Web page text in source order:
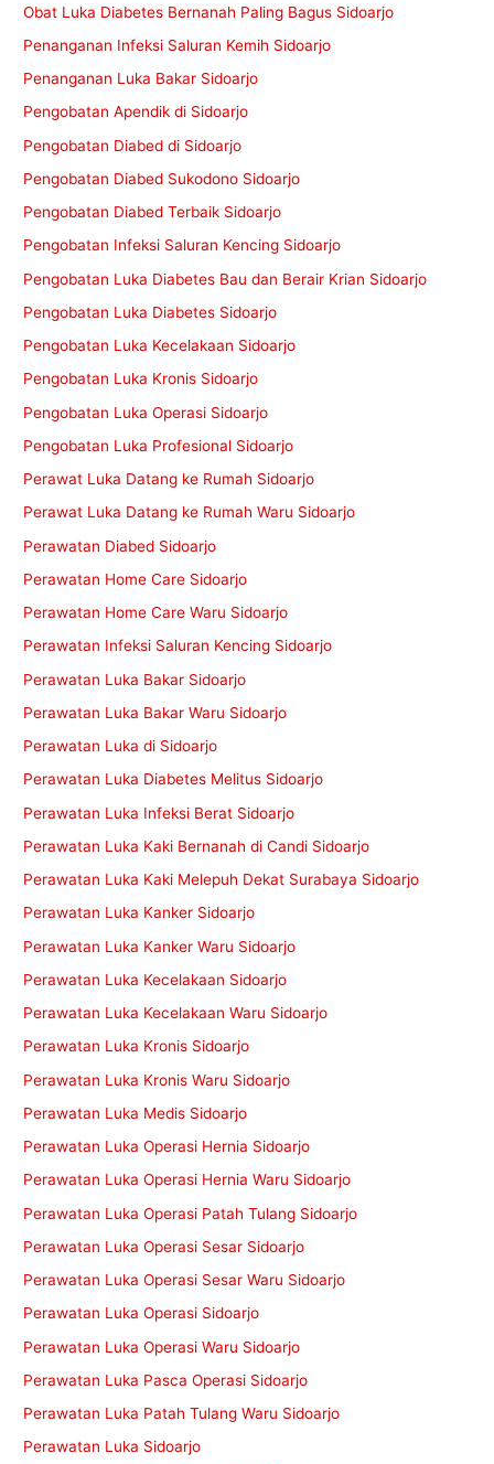
Obat Luka Diabetes Bernanah Paling Bagus Sidoarjo
Penanganan Infeksi Saluran Kemih Sidoarjo
Penanganan Luka Bakar Sidoarjo
Pengobatan Apendik di Sidoarjo
Pengobatan Diabed di Sidoarjo
Pengobatan Diabed Sukodono Sidoarjo
Pengobatan Diabed Terbaik Sidoarjo
Pengobatan Infeksi Saluran Kencing Sidoarjo
Pengobatan Luka Diabetes Bau dan Berair Krian Sidoarjo
Pengobatan Luka Diabetes Sidoarjo
Pengobatan Luka Kecelakaan Sidoarjo
Pengobatan Luka Kronis Sidoarjo
Pengobatan Luka Operasi Sidoarjo
Pengobatan Luka Profesional Sidoarjo
Perawat Luka Datang ke Rumah Sidoarjo
Perawat Luka Datang ke Rumah Waru Sidoarjo
Perawatan Diabed Sidoarjo
Perawatan Home Care Sidoarjo
Perawatan Home Care Waru Sidoarjo
Perawatan Infeksi Saluran Kencing Sidoarjo
Perawatan Luka Bakar Sidoarjo
Perawatan Luka Bakar Waru Sidoarjo
Perawatan Luka di Sidoarjo
Perawatan Luka Diabetes Melitus Sidoarjo
Perawatan Luka Infeksi Berat Sidoarjo
Perawatan Luka Kaki Bernanah di Candi Sidoarjo
Perawatan Luka Kaki Melepuh Dekat Surabaya Sidoarjo
Perawatan Luka Kanker Sidoarjo
Perawatan Luka Kanker Waru Sidoarjo
Perawatan Luka Kecelakaan Sidoarjo
Perawatan Luka Kecelakaan Waru Sidoarjo
Perawatan Luka Kronis Sidoarjo
Perawatan Luka Kronis Waru Sidoarjo
Perawatan Luka Medis Sidoarjo
Perawatan Luka Operasi Hernia Sidoarjo
Perawatan Luka Operasi Hernia Waru Sidoarjo
Perawatan Luka Operasi Patah Tulang Sidoarjo
Perawatan Luka Operasi Sesar Sidoarjo
Perawatan Luka Operasi Sesar Waru Sidoarjo
Perawatan Luka Operasi Sidoarjo
Perawatan Luka Operasi Waru Sidoarjo
Perawatan Luka Pasca Operasi Sidoarjo
Perawatan Luka Patah Tulang Waru Sidoarjo
Perawatan Luka Sidoarjo